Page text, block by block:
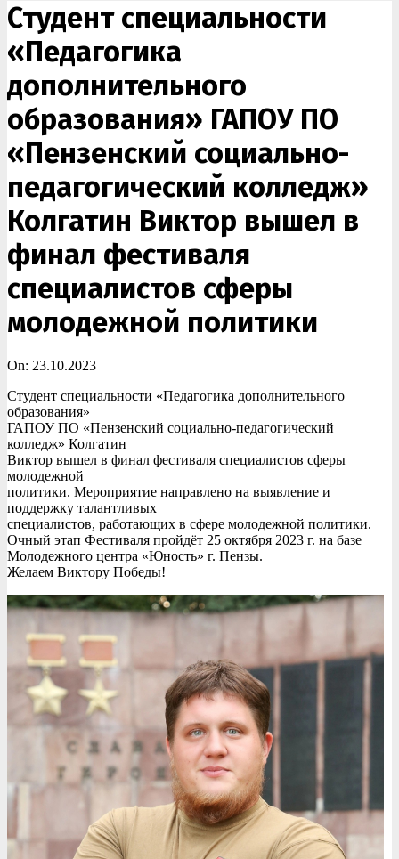
Студент специальности
«Педагогика
дополнительного
образования» ГАПОУ ПО
«Пензенский социально-
педагогический колледж»
Колгатин Виктор вышел в
финал фестиваля
специалистов сферы
молодежной политики
On: 23.10.2023
Студент специальности «Педагогика дополнительного
образования»
ГАПОУ ПО «Пензенский социально-педагогический
колледж» Колгатин
Виктор вышел в финал фестиваля специалистов сферы
молодежной
политики. Мероприятие направлено на выявление и
поддержку талантливых
специалистов, работающих в сфере молодежной политики.
Очный этап Фестиваля пройдёт 25 октября 2023 г. на базе
Молодежного центра «Юность» г. Пензы.
Желаем Виктору Победы!